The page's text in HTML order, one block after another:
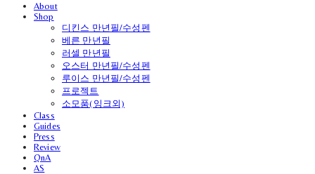
About
Shop
디킨스 만년필/수성펜
베른 만년필
러셀 만년필
오스터 만년필/수성펜
루이스 만년필/수성펜
프로젝트
소모품(잉크외)
Class
Guides
Press
Review
QnA
AS